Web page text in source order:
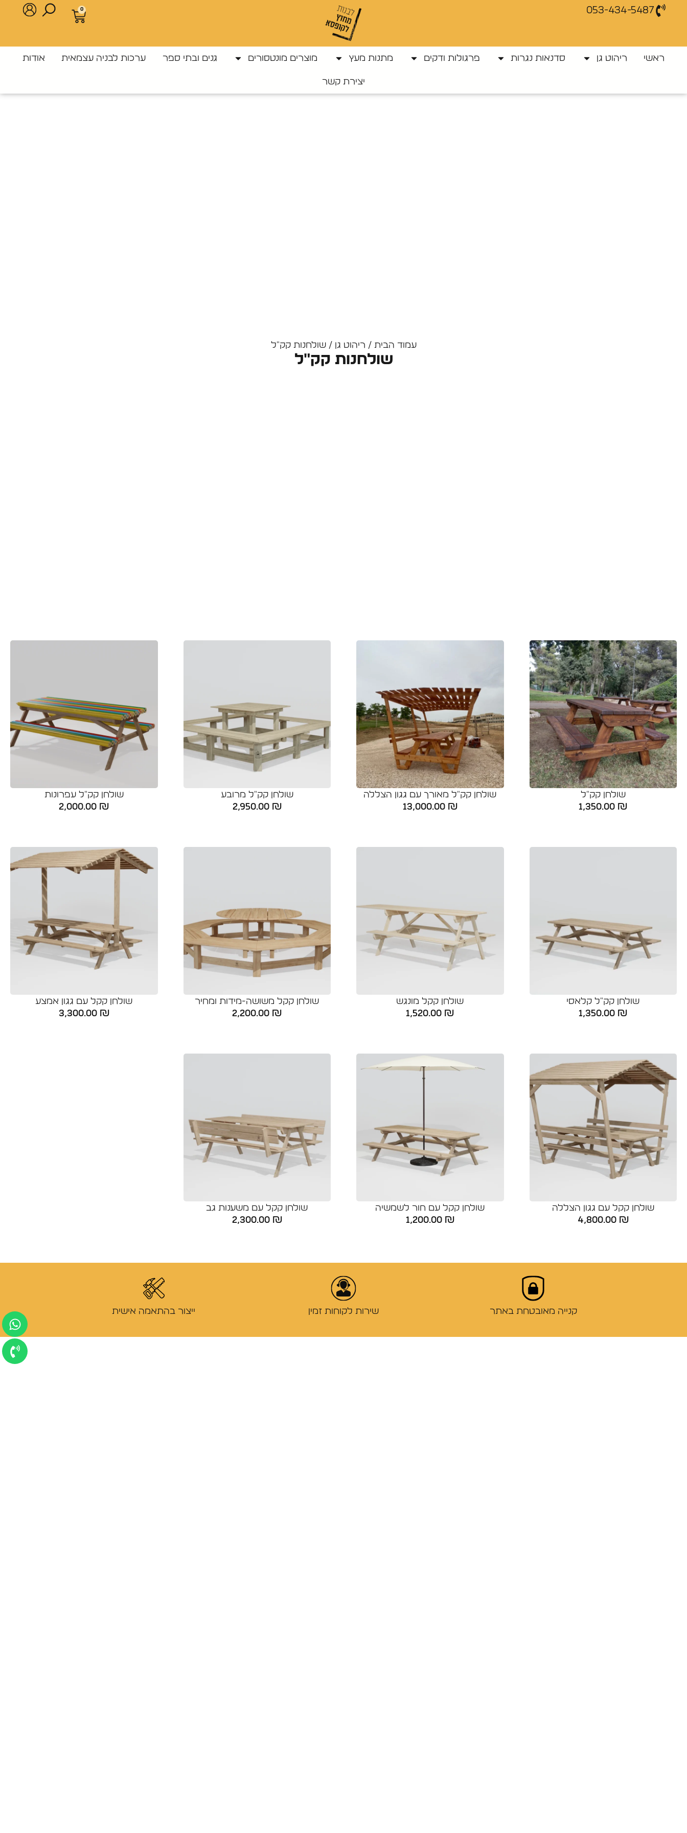
053-434-5487
0
ראשי ריהוט גן סדנאות נגרות פרגולות ודקים מתנות מעץ מוצרים מונטסורים גנים ובתי ספר ערכות לבניה עצמאית אודות
יצירת קשר
עמוד הבית / ריהוט גן / שולחנות קק"ל
שולחנות קק"ל
שולחן קק"ל
1,350.00 ₪
שולחן קק"ל מאורך עם גגון הצללה
13,000.00 ₪
שולחן קק"ל מרובע
2,950.00 ₪
שולחן קק"ל עפרונות
2,000.00 ₪
שולחן קק"ל קלאסי
1,350.00 ₪
שולחן קקל מונגש
1,520.00 ₪
שולחן קקל משושה-מידות ומחיר
2,200.00 ₪
שולחן קקל עם גגון אמצע
3,300.00 ₪
שולחן קקל עם גגון הצללה
4,800.00 ₪
שולחן קקל עם חור לשמשיה
1,200.00 ₪
שולחן קקל עם משענות גב
2,300.00 ₪
קנייה מאובטחת באתר שירות לקוחות זמין ייצור בהתאמה אישית